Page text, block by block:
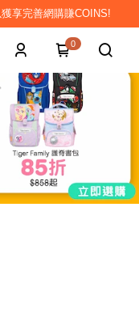
享完善網購賺COINS!
0